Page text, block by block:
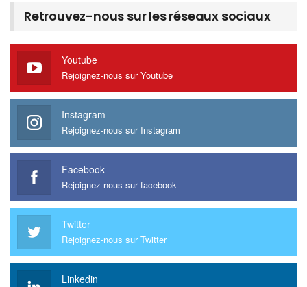
Retrouvez-nous sur les réseaux sociaux
Youtube
Rejoignez-nous sur Youtube
Instagram
Rejoignez-nous sur Instagram
Facebook
Rejoignez nous sur facebook
Twitter
Rejoignez-nous sur Twitter
Linkedin